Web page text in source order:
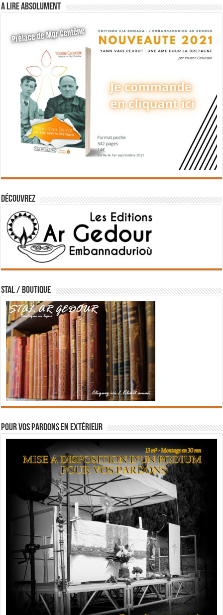
A lire absolument
Découvrez
STAL / BOUTIQUE
Pour vos pardons en extérieur